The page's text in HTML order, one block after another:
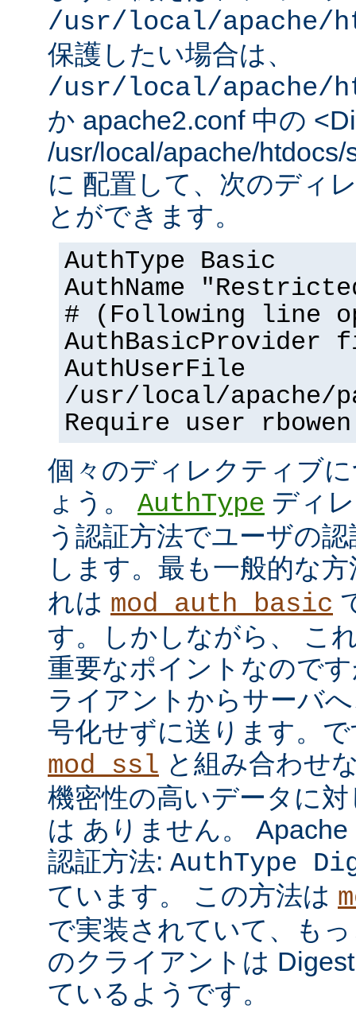
/usr/local/apache/
保護したい場合は、
/usr/local/apache/
か apache2.conf 中の
/usr/local/apache/
に 配置して、次のディ
とができます。
AuthType Basic
AuthName
# (Following line
AuthBasicProvider
AuthUserFile
/usr/local/apache/
Require user rbowen
個々のディレクティブ
ょう。 AuthType ディ
う認証方法でユーザの
します。最も一般的な
れは mod_auth_basic
す。しかしながら、 こ
重要なポイントなので
ライアントからサーバ
号化せずに送ります。
mod_ssl と組み合わせ
機密性の高いデータに
は ありません。
認証方法: AuthType
ています。 この方法は
で実装されていて、も
のクライアントは
ているようです。